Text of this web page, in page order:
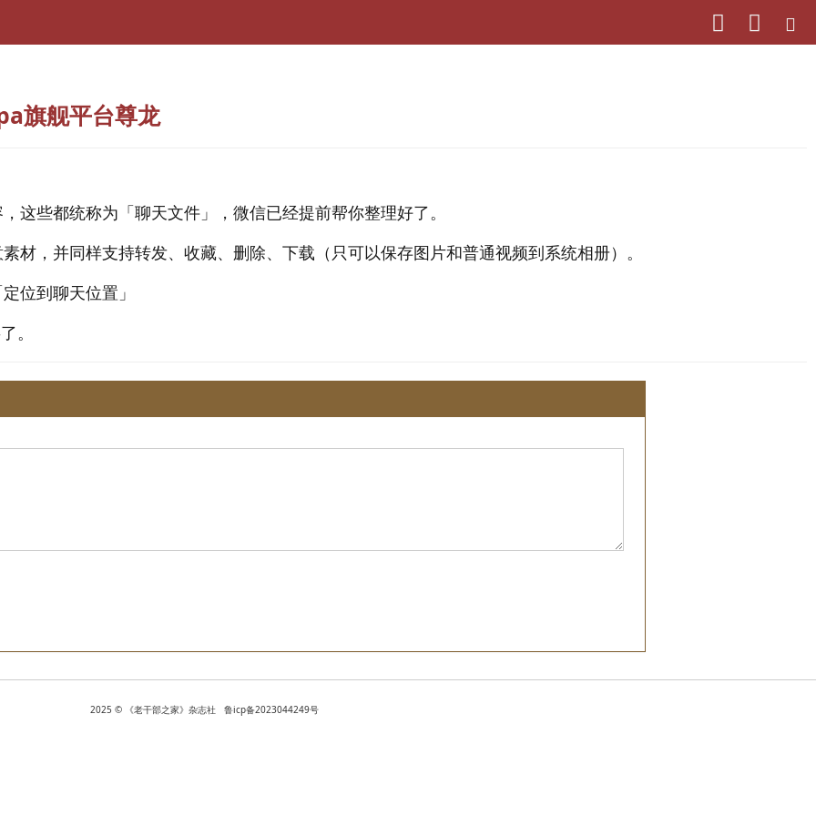
旗舰平台尊龙
这些都统称为「聊天文件」，微信已经提前帮你整理好了。
材，并同样支持转发、收藏、删除、下载（只可以保存图片和普通视频到系统相册）。
位到聊天位置」
。
2025 © 《老干部之家》杂志社 鲁icp备2023044249号